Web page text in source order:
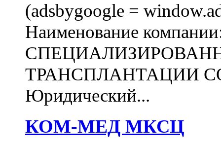
(adsbygoogle =
Наименование
ТРАНСПЛАНТАЦИИ
Юридический...
КОМ-МЕД МКСЦ